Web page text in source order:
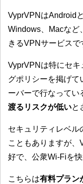
VyprVPNはAndroid
Windows、Macなど
きるVPNサービスで
VyprVPNは特にセキ
グポリシーを掲げて
ーバーで行なってい
渡るリスクが低いと
セキュリティレベル
こともありますが、
好で、公衆Wi-Fiを
こちらは有料プラン